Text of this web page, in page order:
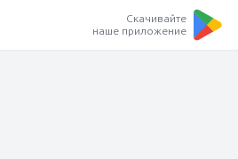
Скачивайте
наше приложение